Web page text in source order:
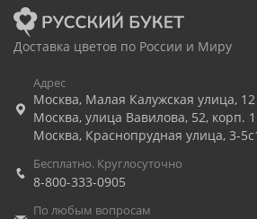
Доставка цветов по России и Миру
Адрес
Москва, Малая Калужская улица, 12
Москва, улица Вавилова, 52, корп. 1
Москва, Краснопрудная улица, 3-
Бесплатно. Круглосуточно
8-800-333-0905
По любым вопросам